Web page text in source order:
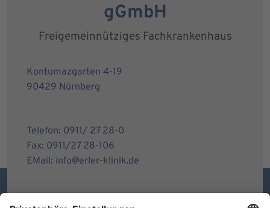
gGmbH
Freigemeinnütziges Fachkrankenhaus
Kontumazgarten 4-19
90429 Nürnberg
Telefon: 0911/ 27 28-0
Fax: 0911/27 28-106
EMail: info@erler-klinik.de